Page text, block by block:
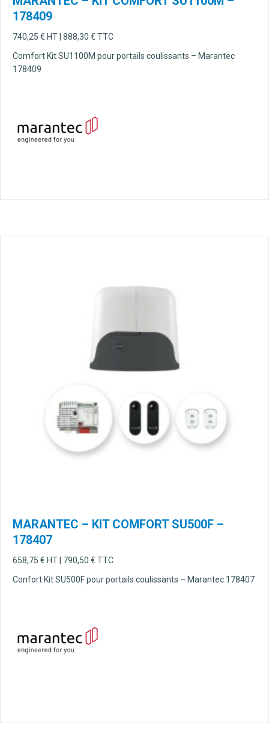
178409
740,25 € HT | 888,30 € TTC
Comfort Kit SU1100M pour portails coulissants – Marantec
178409
MARANTEC – KIT COMFORT SU500F –
178407
658,75 € HT | 790,50 € TTC
Confort Kit SU500F pour portails coulissants – Marantec 178407